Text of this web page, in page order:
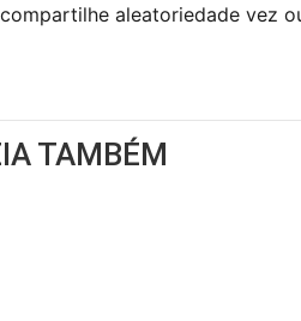
aleatoriedade vez
TAMBÉM